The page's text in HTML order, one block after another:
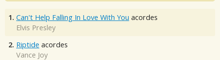
1. Can't Help Falling In Love With You acordes
Elvis Presley
2. Riptide acordes
Vance Joy